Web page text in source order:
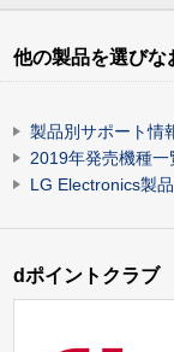
他の製品を選びな
製品別サポート情
2019年発売機種一
LG Electronics製
dポイントクラブ